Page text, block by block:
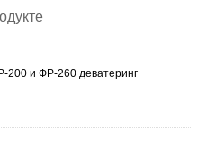
и ФР-260 деватеринг